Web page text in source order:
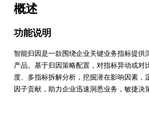
概述
功能说明
智能归因是一款围绕企业关键业务指标提供
产品。基于归因策略配置，对指标异动或对
度、多指标拆解分析，挖掘潜在影响因素，
因子贡献，助力企业迅速洞悉业务，敏捷决